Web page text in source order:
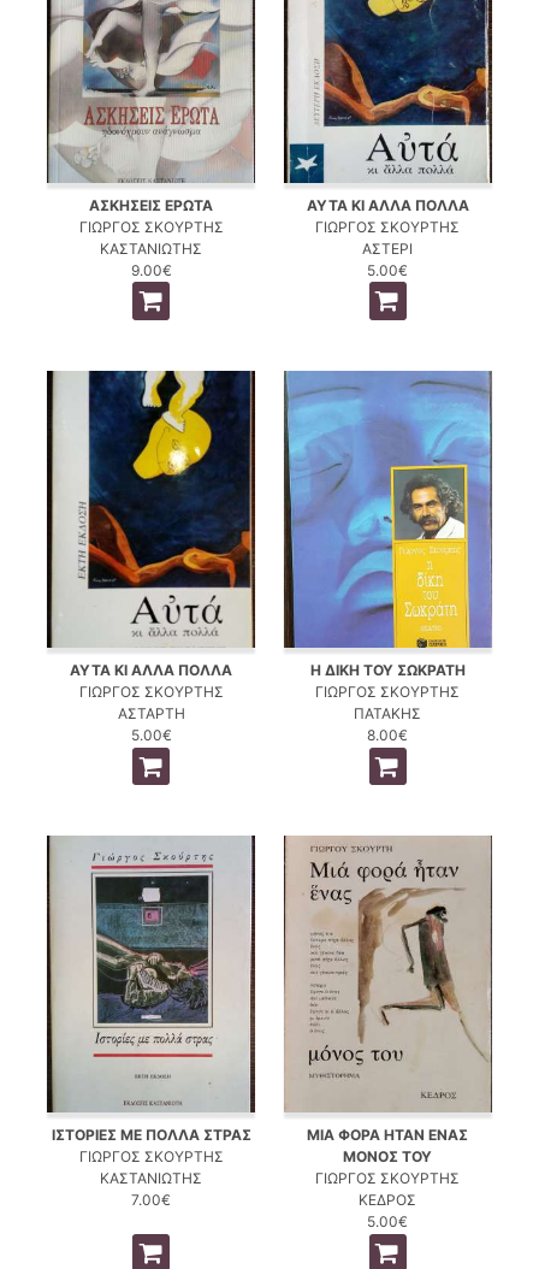
ΑΣΚΗΣΕΙΣ ΕΡΩΤΑ
ΓΙΩΡΓΟΣ ΣΚΟΥΡΤΗΣ
ΚΑΣΤΑΝΙΩΤΗΣ
9.00€
ΑΥΤΑ ΚΙ ΑΛΛΑ ΠΟΛΛΑ
ΓΙΩΡΓΟΣ ΣΚΟΥΡΤΗΣ
ΑΣΤΕΡΙ
5.00€
ΑΥΤΑ ΚΙ ΑΛΛΑ ΠΟΛΛΑ
ΓΙΩΡΓΟΣ ΣΚΟΥΡΤΗΣ
ΑΣΤΑΡΤΗ
5.00€
Η ΔΙΚΗ ΤΟΥ ΣΩΚΡΑΤΗ
ΓΙΩΡΓΟΣ ΣΚΟΥΡΤΗΣ
ΠΑΤΑΚΗΣ
8.00€
ΙΣΤΟΡΙΕΣ ΜΕ ΠΟΛΛΑ ΣΤΡΑΣ
ΓΙΩΡΓΟΣ ΣΚΟΥΡΤΗΣ
ΚΑΣΤΑΝΙΩΤΗΣ
7.00€
ΜΙΑ ΦΟΡΑ ΗΤΑΝ ΕΝΑΣ
ΜΟΝΟΣ ΤΟΥ
ΓΙΩΡΓΟΣ ΣΚΟΥΡΤΗΣ
ΚΕΔΡΟΣ
5.00€